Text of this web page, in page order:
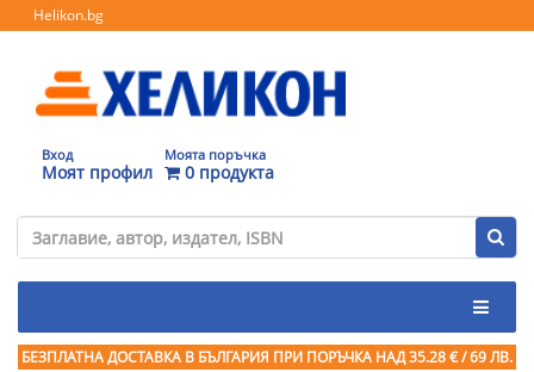
Helikon.bg
Вход
Моят профил
Моята поръчка
0 продукта
БЕЗПЛАТНА ДОСТАВКА В БЪЛГАРИЯ ПРИ ПОРЪЧКА НАД 35.28 € / 69 ЛВ.